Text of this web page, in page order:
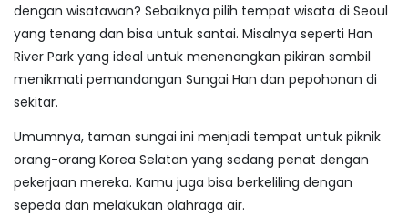
dengan wisatawan? Sebaiknya pilih tempat wisata di Seoul
yang tenang dan bisa untuk santai. Misalnya seperti Han
River Park yang ideal untuk menenangkan pikiran sambil
menikmati pemandangan Sungai Han dan pepohonan di
sekitar.
Umumnya, taman sungai ini menjadi tempat untuk piknik
orang-orang Korea Selatan yang sedang penat dengan
pekerjaan mereka. Kamu juga bisa berkeliling dengan
sepeda dan melakukan olahraga air.